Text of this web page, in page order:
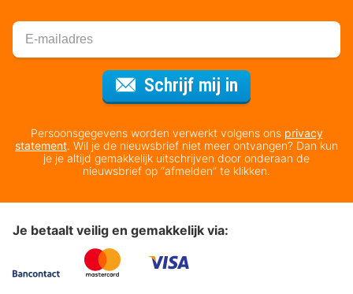
Schrijf mij in
Persoonsgegevens worden verwerkt volgens ons privacy
statement. Wil je de nieuwsbrief niet meer ontvangen? Dan kun
je je altijd gemakkelijk uitschrijven door onderaan de
nieuwsbrief op “afmelden” te klikken.
Je betaalt veilig en gemakkelijk via: